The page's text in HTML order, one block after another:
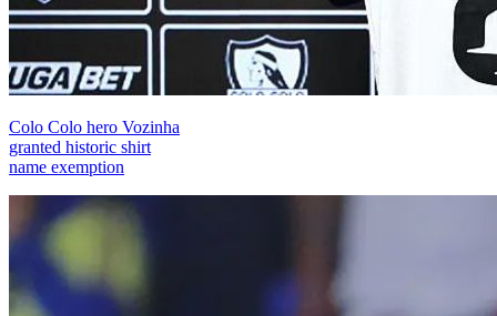
Colo Colo hero Vozinha
granted historic shirt
name exemption